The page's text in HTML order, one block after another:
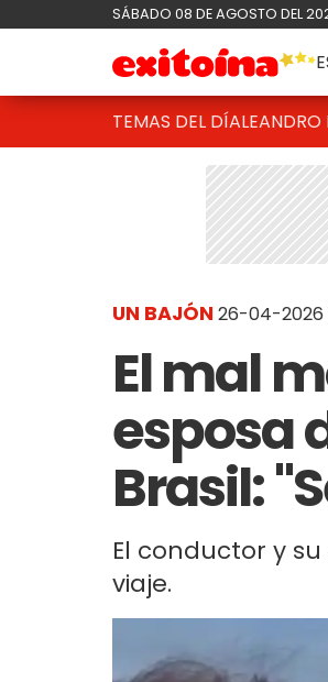
SÁBADO 08 DE AGOSTO DEL
TEMAS DEL DÍALEANDRO
UN BAJÓN 26-04-2026
El mal
esposa
Brasil:
El conductor y
viaje.